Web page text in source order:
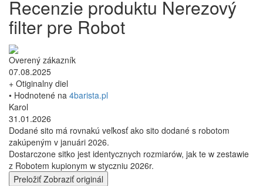
Recenzie produktu Nerezový
filter pre Robot
Overený zákazník
07.08.2025
+ Otiginalny diel
• Hodnotené na 4barista.pl
Karol
31.01.2026
Dodané sito má rovnakú veľkosť ako sito dodané s robotom
zakúpeným v januári 2026.
Dostarczone sitko jest identycznych rozmiarów, jak te w zestawie
z Robotem kupionym w styczniu 2026r.
Preložiť Zobraziť originál